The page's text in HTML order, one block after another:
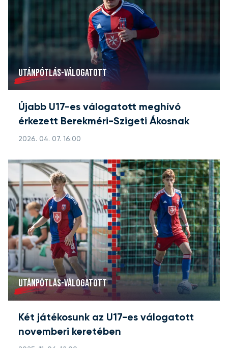
UTÁNPÓTLÁS-VÁLOGATOTT
Újabb U17-es válogatott meghívó
érkezett Berekméri-Szigeti Ákosnak
2026. 04. 07. 16:00
UTÁNPÓTLÁS-VÁLOGATOTT
Két játékosunk az U17-es válogatott
novemberi keretében